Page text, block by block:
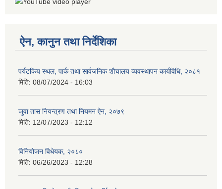
ऐन, कानुन तथा निर्देशिका
पर्यटकिय स्थल, पार्क तथा सार्वजनिक शौचालय व्यवस्थापन कार्यविधि, २०८१
मिति: 08/07/2024 - 16:03
जुवा तास नियन्त्रण तथा नियमन ऐन, २०७९
मिति: 12/07/2023 - 12:12
विनियोजन विधेयक, २०८०
मिति: 06/26/2023 - 12:28